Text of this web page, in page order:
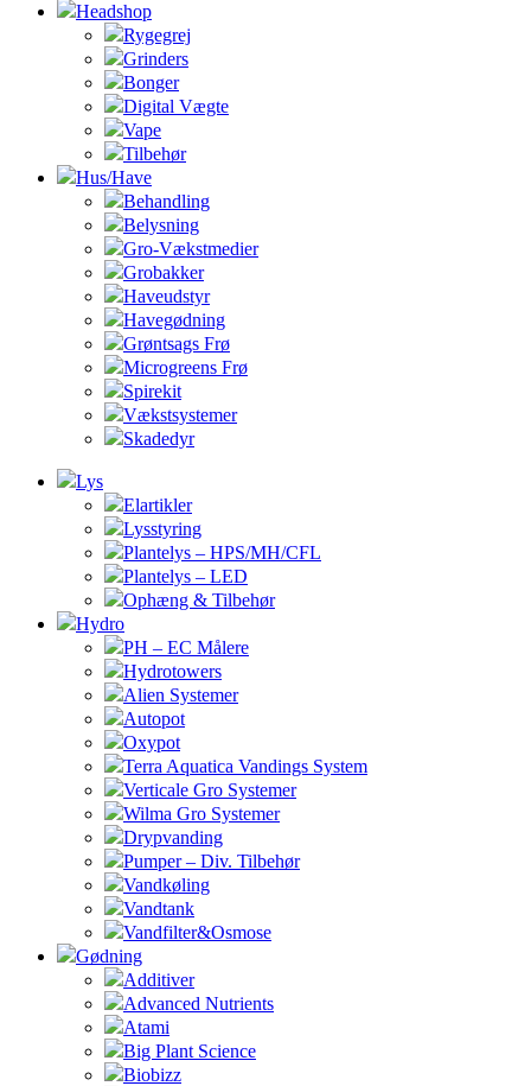
Headshop
Rygegrej
Grinders
Bonger
Digital Vægte
Vape
Tilbehør
Hus/Have
Behandling
Belysning
Gro-Vækstmedier
Grobakker
Haveudstyr
Havegødning
Grøntsags Frø
Microgreens Frø
Spirekit
Vækstsystemer
Skadedyr
Lys
Elartikler
Lysstyring
Plantelys – HPS/MH/CFL
Plantelys – LED
Ophæng & Tilbehør
Hydro
PH – EC Målere
Hydrotowers
Alien Systemer
Autopot
Oxypot
Terra Aquatica Vandings System
Verticale Gro Systemer
Wilma Gro Systemer
Drypvanding
Pumper – Div. Tilbehør
Vandkøling
Vandtank
Vandfilter&Osmose
Gødning
Additiver
Advanced Nutrients
Atami
Big Plant Science
Biobizz